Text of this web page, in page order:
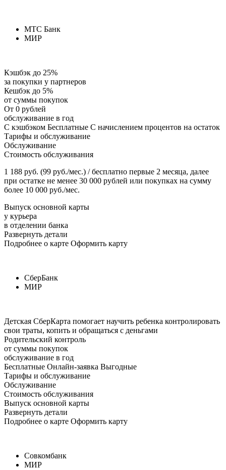
МТС Банк
МИР
Кэшбэк до 25%
за покупки у партнеров
Кешбэк до 5%
от суммы покупок
От 0 рублей
обслуживание в год
С кэшбэком Бесплатные С начислением процентов на остаток
Тарифы и обслуживание
Обслуживание
Стоимость обслуживания
1 188 руб. (99 руб./мес.) / бесплатно первые 2 месяца, далее
при остатке не менее 30 000 рублей или покупках на сумму
более 10 000 руб./мес.
Выпуск основной карты
у курьера
в отделении банка
Развернуть детали
Подробнее о карте Оформить карту
СберБанк
МИР
Детская СберКарта помогает научить ребенка контролировать
свои траты, копить и обращаться с деньгами
Родительский контроль
от суммы покупок
обслуживание в год
Бесплатные Онлайн-заявка Выгодные
Тарифы и обслуживание
Обслуживание
Стоимость обслуживания
Выпуск основной карты
Развернуть детали
Подробнее о карте Оформить карту
Совкомбанк
МИР